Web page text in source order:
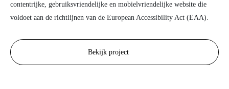
contentrijke, gebruiksvriendelijke en mobielvriendelijke website die
voldoet aan de richtlijnen van de European Accessibility Act (EAA).
Bekijk project